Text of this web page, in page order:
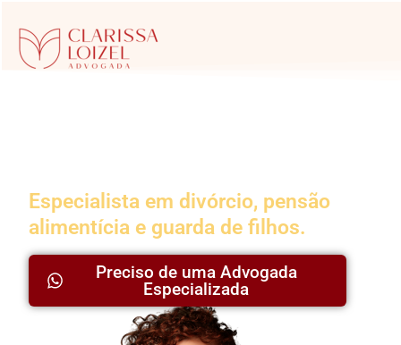
Especialista em divórcio, pensão
alimentícia e guarda de filhos.
Preciso de uma Advogada
Especializada